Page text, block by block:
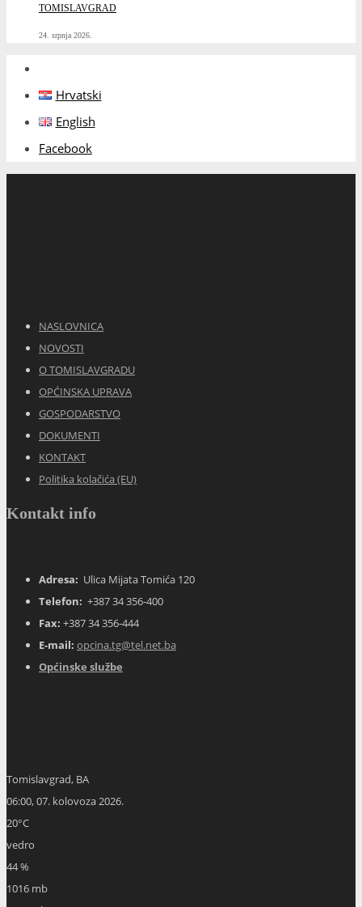
TOMISLAVGRAD
24. srpnja 2026.
Hrvatski
English
Facebook
NASLOVNICA
NOVOSTI
O TOMISLAVGRADU
OPĆINSKA UPRAVA
GOSPODARSTVO
DOKUMENTI
KONTAKT
Politika kolačića (EU)
Kontakt info
Adresa: Ulica Mijata Tomića 120
Telefon: +387 34 356-400
Fax: +387 34 356-444
E-mail: opcina.tg@tel.net.ba
Općinske službe
Tomislavgrad, BA
06:00,07. kolovoza 2026.
20°C
vedro
44 %
1016 mb